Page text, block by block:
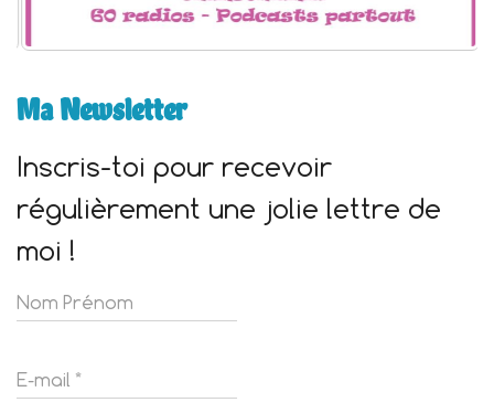
Ma Newsletter
Inscris-toi pour recevoir
régulièrement une jolie lettre de
moi !